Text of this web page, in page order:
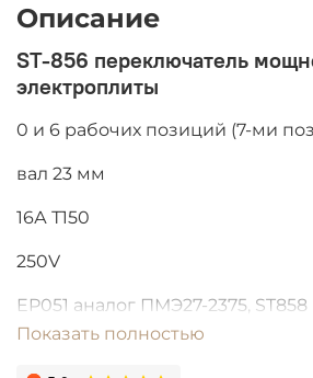
Описание
ST-856 переключатель
электроплиты
0 и 6 рабочих позиций (7-ми
вал 23 мм
16А Т150
250V
EP051 аналог ПМЭ27-2375, ST858
Показать полностью